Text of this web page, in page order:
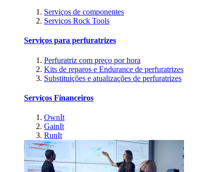
Serviços de componentes
Serviços Rock Tools
Serviços para perfuratrizes
Perfuratriz com preço por hora
Kits de reparos e Endurance de perfuratrizes
Substituições e atualizações de perfuratrizes
Serviços Financeiros
OwnIt
GainIt
RunIt